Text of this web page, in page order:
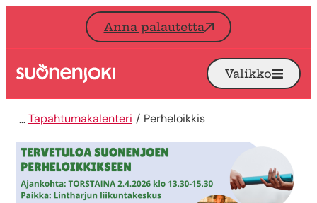
Siirry sisältöön
Anna palautetta
Etusivu Avaa
Valikko
Tapahtumakalenteri Perheloikkis